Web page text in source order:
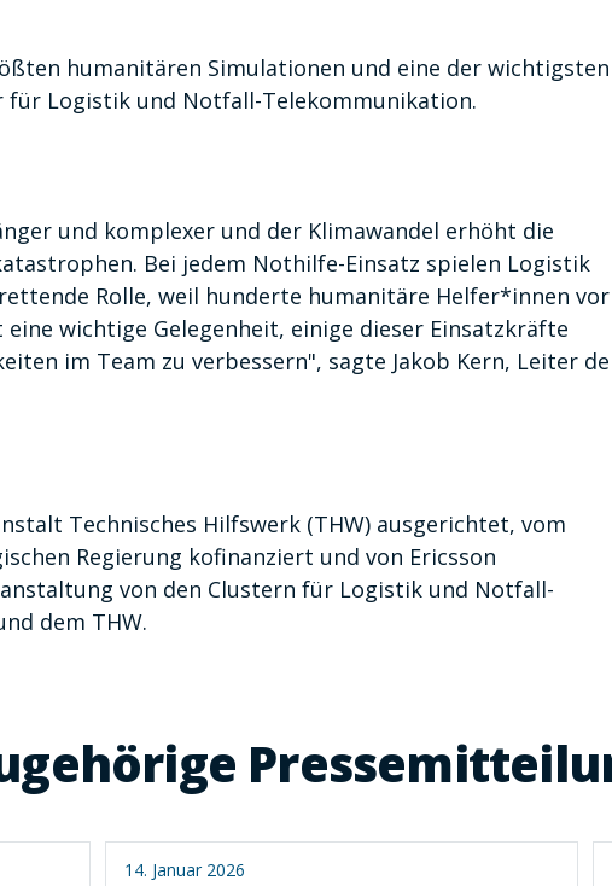
humanitären Simulationen und eine der wichtigsten
Logistik und Notfall-Telekommunikation.
und komplexer und der Klimawandel erhöht die
Bei jedem Nothilfe-Einsatz spielen Logistik
Rolle, weil hunderte humanitäre Helfer*innen vor
wichtige Gelegenheit, einige dieser Einsatzkräfte
im Team zu verbessern", sagte Jakob Kern, Leiter
Technisches Hilfswerk (THW) ausgerichtet, vom
Regierung kofinanziert und von Ericsson
von den Clustern für Logistik und Notfall-
dem THW.
14. Januar 2026